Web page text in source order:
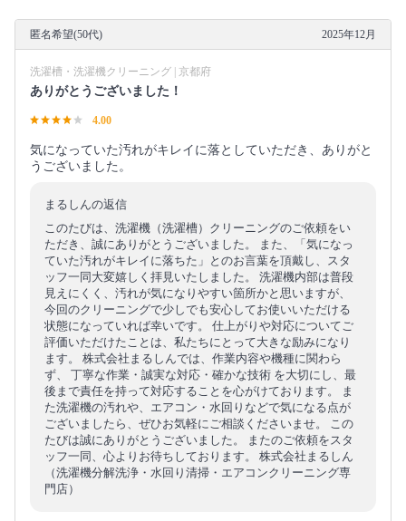
匿名希望(50代) 2025年12月
洗濯槽・洗濯機クリーニング | 京都府
ありがとうございました！
4.00
気になっていた汚れがキレイに落としていただき、ありがと
うございました。
まるしんの返信
このたびは、洗濯機（洗濯槽）クリーニングのご依頼をい
ただき、誠にありがとうございました。 また、「気になっ
ていた汚れがキレイに落ちた」とのお言葉を頂戴し、スタ
ッフ一同大変嬉しく拝見いたしました。 洗濯機内部は普段
見えにくく、汚れが気になりやすい箇所かと思いますが、
今回のクリーニングで少しでも安心してお使いいただける
状態になっていれば幸いです。 仕上がりや対応についてご
評価いただけたことは、私たちにとって大きな励みになり
ます。 株式会社まるしんでは、作業内容や機種に関わら
ず、 丁寧な作業・誠実な対応・確かな技術 を大切にし、最
後まで責任を持って対応することを心がけております。 ま
た洗濯機の汚れや、エアコン・水回りなどで気になる点が
ございましたら、ぜひお気軽にご相談くださいませ。 この
たびは誠にありがとうございました。 またのご依頼をスタ
ッフ一同、心よりお待ちしております。 株式会社まるしん
（洗濯機分解洗浄・水回り清掃・エアコンクリーニング専
門店）